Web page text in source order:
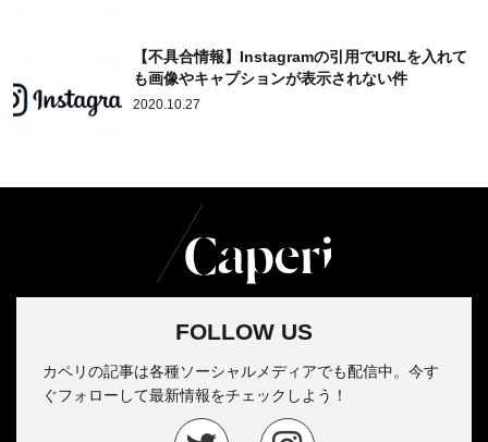
【不具合情報】Instagramの引用でURLを入れて
も画像やキャプションが表示されない件
2020.10.27
FOLLOW US
カペリの記事は各種ソーシャルメディアでも配信中。今す
ぐフォローして最新情報をチェックしよう！